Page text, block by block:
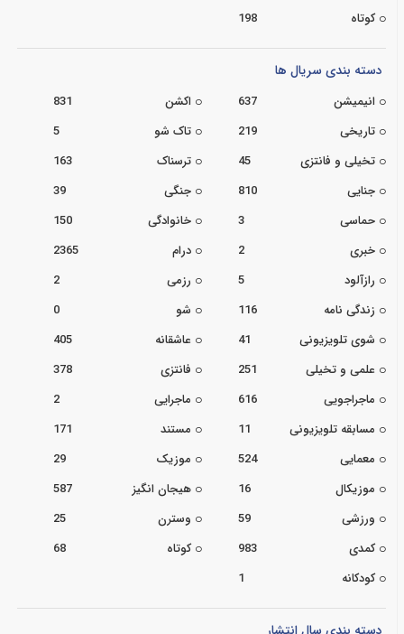
کوتاه
198
دسته بندی سریال ها
انیمیشن 637 اکشن
831
تاریخی
219 تاک شو
5
تخیلی و فانتزی
45 ترسناک
163
جنایی
810 جنگی
39
حماسی
3 خانوادگی
150
خبری
2 درام
2365
رازآلود
5 رزمی
2
زندگی نامه
116 شو
0
شوی تلویزیونی
41 عاشقانه
405
علمی و تخیلی
251 فانتزی
378
ماجراجویی
616 ماجرایی
2
مسابقه تلویزیونی
11 مستند
171
معمایی
524 موزیک
29
موزیکال
16 هیجان انگیز
587
ورزشی
59 وسترن
25
کمدی
983 کوتاه
68
کودکانه
1